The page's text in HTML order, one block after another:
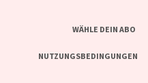
WÄHLE DEIN ABO
NUTZUNGSBEDINGUNGEN